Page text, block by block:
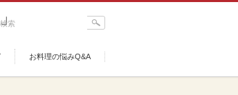
お料理の悩みQ&A